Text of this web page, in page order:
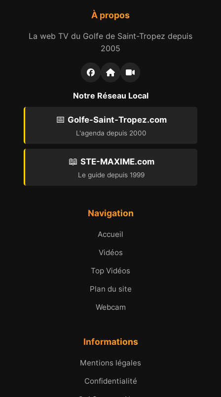
À propos
La web TV du Golfe de Saint-Tropez depuis
2005
Notre Réseau Local
📅 Golfe-Saint-Tropez.com
L'agenda depuis 2000
📖 STE-MAXIME.com
Le guide depuis 1999
Navigation
Accueil
Vidéos
Top Vidéos
Plan du site
Webcam
Informations
Mentions légales
Confidentialité